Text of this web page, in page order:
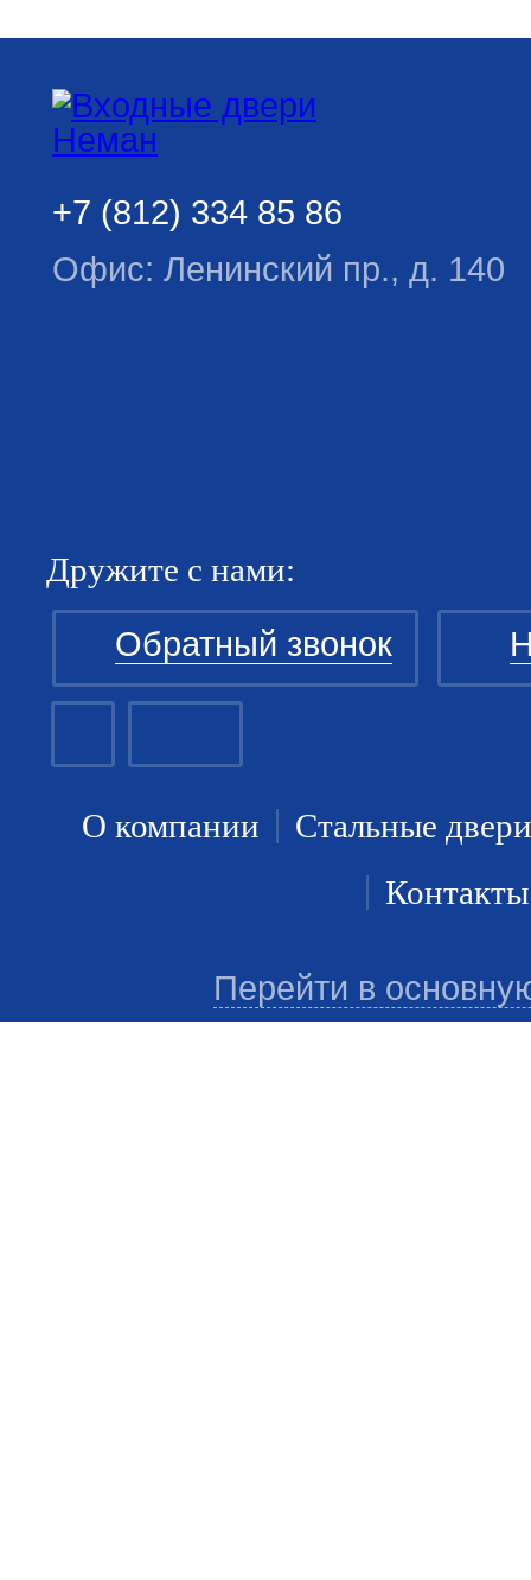
+7 (812) 334 85 86
Офис: Ленинский пр., д. 140
Дружите с нами:
О компании
Стальные двери
Контакты
Обратный звонок
Перейти в